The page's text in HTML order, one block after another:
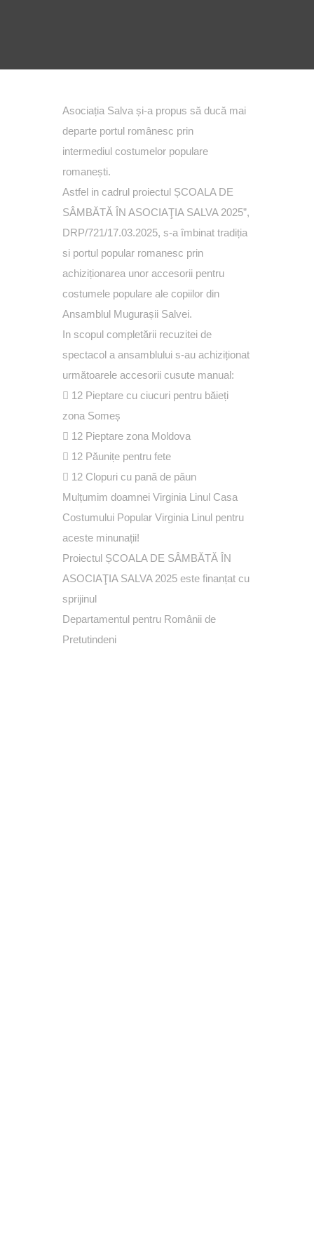
Asociația Salva și-a propus să ducă mai
departe portul românesc prin
intermediul costumelor populare
romanești.
Astfel in cadrul proiectul ȘCOALA DE
SÂMBĂTĂ ÎN ASOCIAŢIA SALVA 2025”,
DRP/721/17.03.2025, s-a îmbinat tradiția
si portul popular romanesc prin
achiziționarea unor accesorii pentru
costumele populare ale copiilor din
Ansamblul Mugurașii Salvei.
In scopul completării recuzitei de
spectacol a ansamblului s-au achiziționat
următoarele accesorii cusute manual:
 12 Pieptare cu ciucuri pentru băieți
zona Someș
 12 Pieptare zona Moldova
 12 Păunițe pentru fete
 12 Clopuri cu pană de păun
Mulțumim doamnei Virginia Linul Casa
Costumului Popular Virginia Linul pentru
aceste minunații!
Proiectul ȘCOALA DE SÂMBĂTĂ ÎN
ASOCIAŢIA SALVA 2025 este finanțat cu
sprijinul
Departamentul pentru Românii de
Pretutindeni